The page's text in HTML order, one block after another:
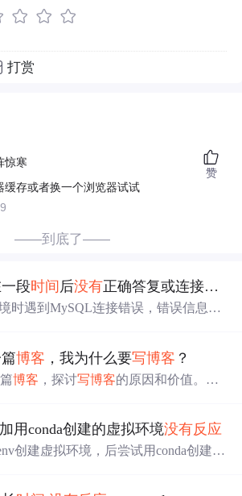
打赏
惊寒
缓存或者换一个浏览器试试
赞
——到底了——
段时间 后没有正确答复或连接的主机
时遇到MySQL连接错误，错误信息显
localhost被注释，取消注释后解决了P
的问题。
博客 ，我为什么要写博客 ？
博客 ，探讨写博客的原因和价值。
写
期的价值博客也是了解自己的窗口。
用conda创建的虚拟环境没有反应
创建虚拟环境，后尝试用conda创建并